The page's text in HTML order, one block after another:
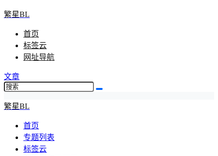
繁星BL
首页
标签云
网址导航
文章
繁星BL
首页
专题列表
标签云